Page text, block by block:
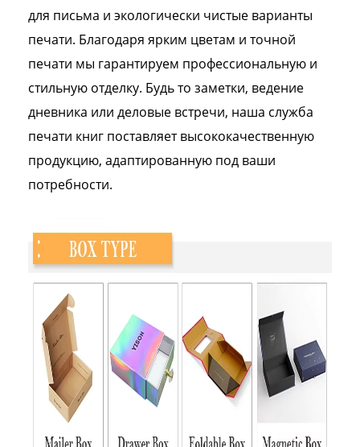
для письма и экологически чистые варианты
печати. ​​Благодаря ярким цветам и точной
печати мы гарантируем профессиональную и
стильную отделку. Будь то заметки, ведение
дневника или деловые встречи, наша служба
печати книг поставляет высококачественную
продукцию, адаптированную под ваши
потребности.